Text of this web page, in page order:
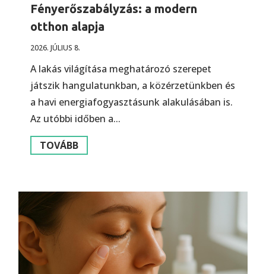
Fényerőszabályzás: a modern
otthon alapja
2026. JÚLIUS 8.
A lakás világítása meghatározó szerepet
játszik hangulatunkban, a közérzetünkben és
a havi energiafogyasztásunk alakulásában is.
Az utóbbi időben a...
TOVÁBB